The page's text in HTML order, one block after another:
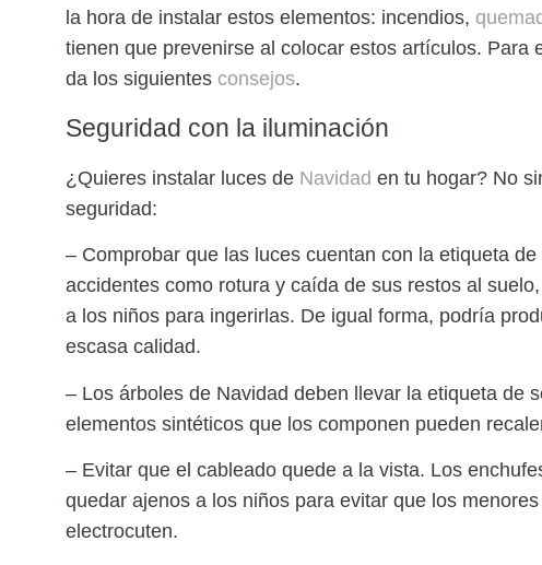
la hora de instalar estos elementos: incendios,
tienen que prevenirse al colocar estos artículos. Para
da los siguientes consejos.
Seguridad con la iluminación
¿Quieres instalar luces de Navidad en tu hogar? No
seguridad:
– Comprobar que las luces cuentan con la etiqueta
accidentes como rotura y caída de sus restos al
a los niños para ingerirlas. De igual forma, podría
escasa calidad.
– Los árboles de Navidad deben llevar la etiqueta de
elementos sintéticos que los componen pueden
– Evitar que el cableado quede a la vista. Los
quedar ajenos a los niños para evitar que los
electrocuten.